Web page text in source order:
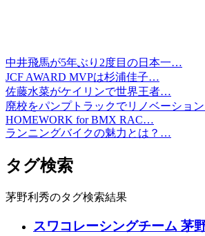
中井飛馬が5年ぶり2度目の日本一…
JCF AWARD MVPは杉浦佳子…
佐藤水菜がケイリンで世界王者…
廃校をパンプトラックでリノベーショ
HOMEWORK for BMX RAC…
ランニングバイクの魅力とは？…
タグ検索
茅野利秀のタグ検索結果
スワコレーシングチーム 茅